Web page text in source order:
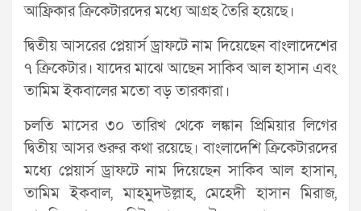
আফ্রিকার ক্রিকেটারদের মধ্যে আগ্রহ তৈরি হয়েছে।
দ্বিতীয় আসরের প্লেয়ার্স ড্রাফটে নাম দিয়েছেন বাংলাদেশের
৭ ক্রিকেটার। যাদের মাঝে আছেন সাকিব আল হাসান এবং
তামিম ইকবালের মতো বড় তারকারা।
চলতি মাসের ৩০ তারিখ থেকে লঙ্কান প্রিমিয়ার লিগের
দ্বিতীয় আসর শুরুর কথা রয়েছে। বাংলাদেশি ক্রিকেটারদের
মধ্যে প্লেয়ার্স ড্রাফটে নাম দিয়েছেন সাকিব আল হাসান,
তামিম ইকবাল, মাহমুদউল্লাহ, মেহেদী হাসান মিরাজ,